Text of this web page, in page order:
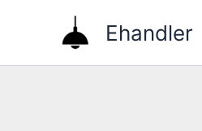
Ehandler